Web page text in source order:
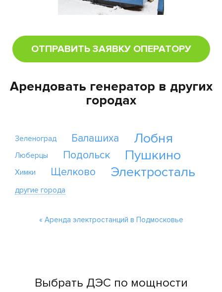
ОТПРАВИТЬ ЗАЯВКУ ОПЕРАТОРУ
Арендовать генератор в других
городах
Зеленоград Балашиха Лобня
Люберцы Подольск Пушкино
Химки Щелково Электросталь
другие города
« Аренда электростанций в Подмосковье
Выбрать ДЭС по мощности